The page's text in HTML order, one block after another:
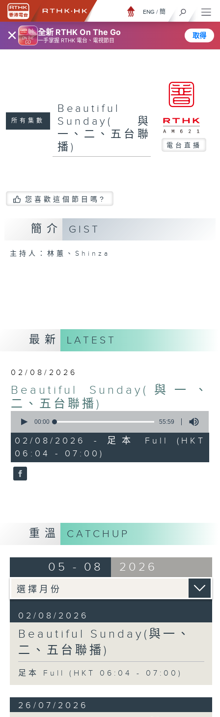
× 全新 RTHK On The Go
一手掌握 RTHK 電台、電視節目
取得
ENG / 簡
所有集數
Beautiful
Sunday(與
一、二、五台聯
播)
電台直播
您喜歡這個節目嗎?
簡介 GIST
主持人：林蕙、Shinza
最新 LATEST
02/08/2026
Beautiful Sunday(與一、
二、五台聯播)
seconds
55
minutes,
59
seconds
00:00 55:59
02/08/2026 - 足本 Full (HKT
06:04 - 07:00)
重溫 CATCHUP
05 - 08 2026
02/08/2026
Beautiful Sunday(與一、
二、五台聯播)
足本 Full (HKT 06:04 - 07:00)
26/07/2026